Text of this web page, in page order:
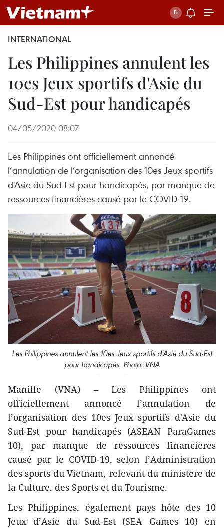
INTERNATIONAL
Les Philippines annulent les
10es Jeux sportifs d'Asie du
Sud-Est pour handicapés
04/05/2020 08:07
Les Philippines ont officiellement annoncé
l’annulation de l’organisation des 10es Jeux sportifs
d'Asie du Sud-Est pour handicapés, par manque de
ressources financières causé par le COVID-19.
Les Philippines annulent les 10es Jeux sportifs d'Asie du Sud-Est
pour handicapés. Photo: VNA
Manille (VNA) – Les Philippines ont
officiellement annoncé l’annulation de
l’organisation des 10es Jeux sportifs d'Asie du
Sud-Est pour handicapés (ASEAN ParaGames
10), par manque de ressources financières
causé par le COVID-19, selon l’Administration
des sports du Vietnam, relevant du ministère de
la Culture, des Sports et du Tourisme.
Les Philippines, également pays hôte des 10
Jeux d’Asie du Sud-Est (SEA Games 10) en